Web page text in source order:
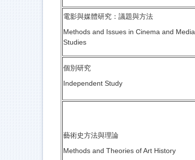
電影與媒體研究：議題與方法
Methods and Issues in Cinema and Media
Studies
個別研究
Independent Study
藝術史方法與理論
Methods and Theories of Art History